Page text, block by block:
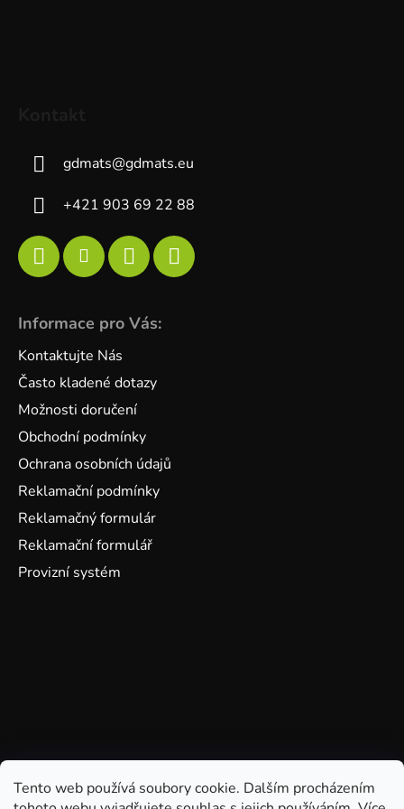
Tento web používá soubory cookie. Dalším procházením
gdmats@gdmats.eu
+421 903 69 22 88
Informace pro Vás:
Kontaktujte Nás
Často kladené dotazy
Možnosti doručení
Obchodní podmínky
Ochrana osobních údajů
Reklamační podmínky
Reklamačný formulár
Reklamační formulář
Provizní systém